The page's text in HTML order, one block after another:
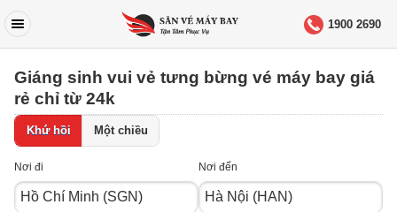
1900 2690
Giáng sinh vui vẻ tưng bừng vé máy bay giá
rẻ chỉ từ 24k
Khứ hồi Một chiều
Nơi đi Nơi đến